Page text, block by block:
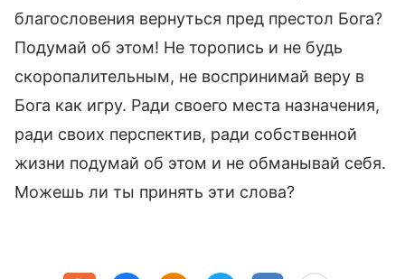
благословения вернуться пред престол Бога?
Подумай об этом! Не торопись и не будь
скоропалительным, не воспринимай веру в
Бога как игру. Ради своего места назначения,
ради своих перспектив, ради собственной
жизни подумай об этом и не обманывай себя.
Можешь ли ты принять эти слова?